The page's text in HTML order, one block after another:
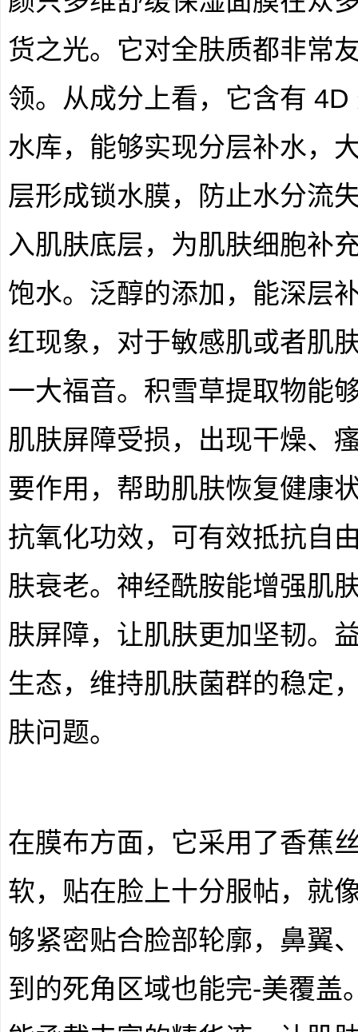
货之光。它对全肤质都非常
领。从成分上看，它含有
水库，能够实现分层补水，
层形成锁水膜，防止水分流
入肌肤底层，为肌肤细胞补
饱水。泛醇的添加，能深层
红现象，对于敏感肌或者肌
一大福音。积雪草提取物能
肌肤屏障受损，出现干燥、
要作用，帮助肌肤恢复健康
抗氧化功效，可有效抵抗自
肤衰老。神经酰胺能增强肌
肤屏障，让肌肤更加坚韧。
生态，维持肌肤菌群的稳定
肤问题。
在膜布方面，它采用了香蕉
软，贴在脸上十分服帖，就
够紧密贴合脸部轮廓，鼻翼
到的死角区域也能完-美覆盖